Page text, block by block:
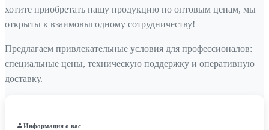
хотите приобретать нашу продукцию по оптовым ценам, мы
открыты к взаимовыгодному сотрудничеству!
Предлагаем привлекательные условия для профессионалов:
специальные цены, техническую поддержку и оперативную
доставку.
Информация о вас